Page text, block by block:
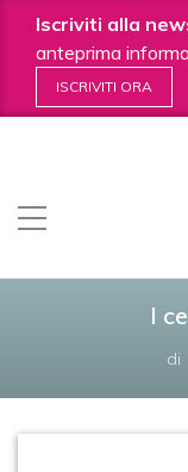
Iscriviti alla
anteprima
ISCRIVITI ORA
contenuti.
|
I
di